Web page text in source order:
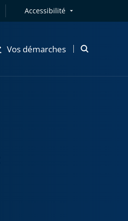
Accessibilité
Vos démarches
Ouvrir